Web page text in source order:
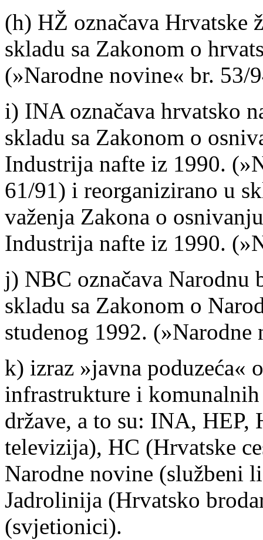
(h) HŽ označava Hrvatske
skladu sa Zakonom o
(»Narodne novine« br. 53/
i) INA označava hrvatsko
skladu sa Zakonom o
Industrija nafte iz 1990.
61/91) i reorganizirano u
važenja Zakona o
Industrija nafte iz 1990.
j) NBC označava Narodnu
skladu sa Zakonom o
studenog 1992.
k) izraz »javna poduzeća«
infrastrukture i
države, a to su: INA,
televizija), HC (Hrvatske
Narodne novine (službeni
Jadrolinija (Hrvatsko
(svjetionici).